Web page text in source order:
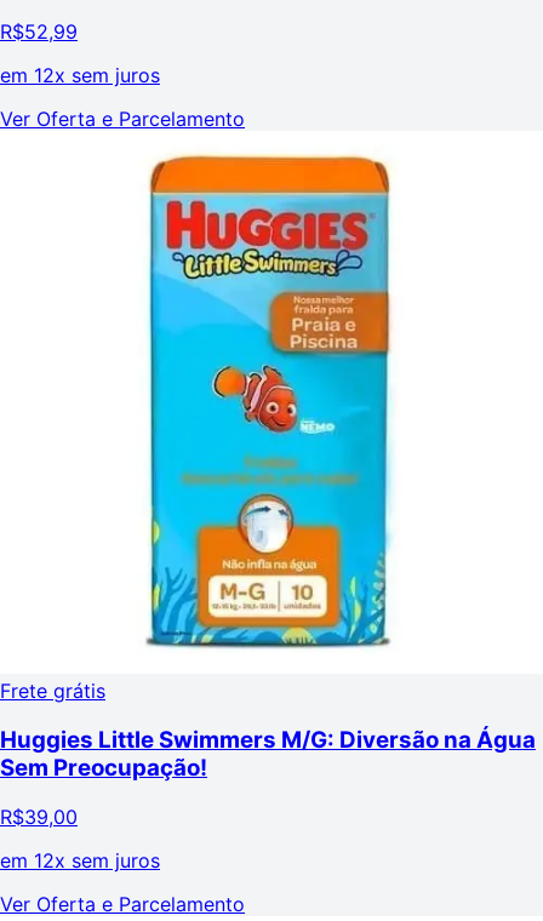
R$52,99
em 12x sem juros
Ver Oferta e Parcelamento
Frete grátis
Huggies Little Swimmers M/G: Diversão na Água
Sem Preocupação!
R$39,00
em 12x sem juros
Ver Oferta e Parcelamento